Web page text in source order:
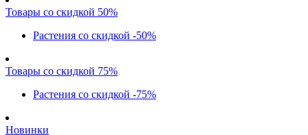
Товары со скидкой 50%
Растения со скидкой -50%
Товары со скидкой 75%
Растения со скидкой -75%
Новинки